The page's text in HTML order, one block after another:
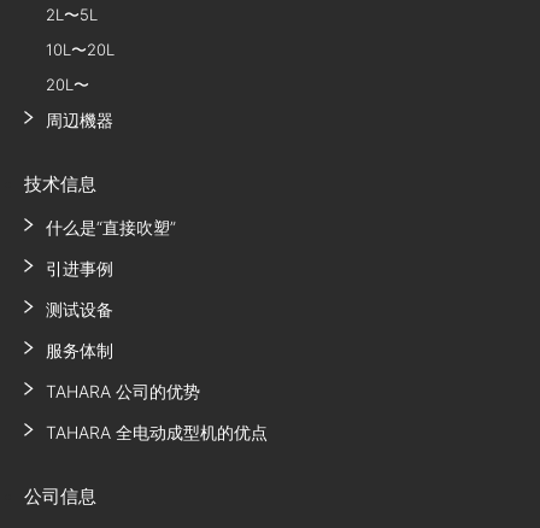
2L〜5L
10L〜20L
20L〜
周辺機器
技术信息
什么是“直接吹塑”
引进事例
测试设备
服务体制
TAHARA 公司的优势
TAHARA 全电动成型机的优点
公司信息